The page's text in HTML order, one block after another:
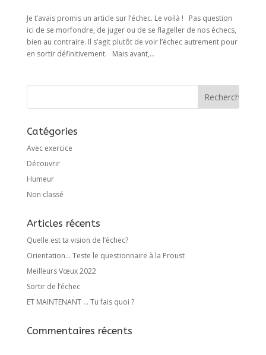
Je t’avais promis un article sur l’échec. Le voilà ! Pas question
ici de se morfondre, de juger ou de se flageller de nos échecs,
bien au contraire. Il s’agit plutôt de voir l’échec autrement pour
en sortir définitivement. Mais avant,...
Catégories
Avec exercice
Découvrir
Humeur
Non classé
Articles récents
Quelle est ta vision de l’échec?
Orientation… Teste le questionnaire à la Proust
Meilleurs Vœux 2022
Sortir de l’échec
ET MAINTENANT … Tu fais quoi ?
Commentaires récents